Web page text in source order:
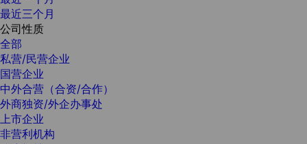
最近三个月
公司性质
全部
私营/民营企业
国营企业
中外合营（合资/合作）
外商独资/外企办事处
上市企业
非营利机构